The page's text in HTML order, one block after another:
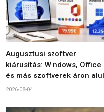
Augusztusi szoftver
kiárusítás: Windows, Office
és más szoftverek áron alul
2026-08-04